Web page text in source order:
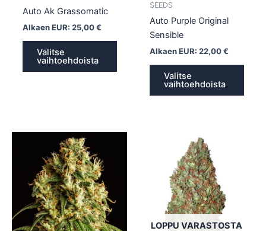
Auto Ak Grassomatic
Alkaen EUR: 25,00€
Valitse
vaihtoehdoista
SEEDS
Auto Purple Original
Sensible
Alkaen EUR: 22,00€
Valitse
vaihtoehdoista
LOPPU VARASTOSTA